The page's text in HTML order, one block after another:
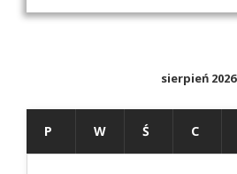
sierpień 2026
P W Ś C